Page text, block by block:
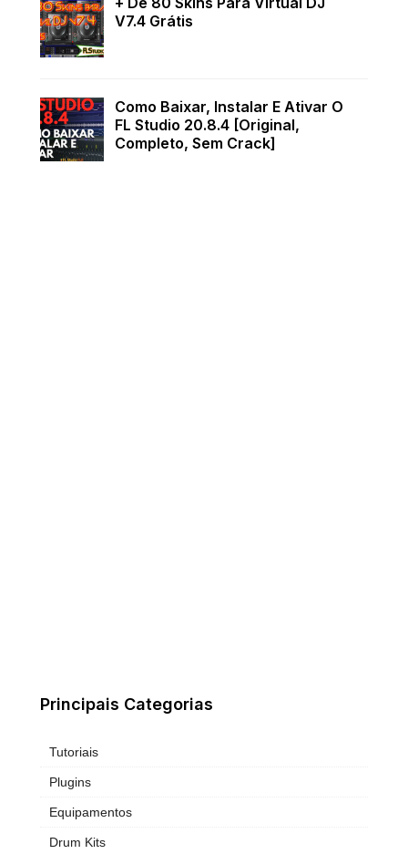
V7.4 Grátis
Como Baixar, Instalar E Ativar O
FL Studio 20.8.4 [Original,
Completo, Sem Crack]
Principais Categorias
Tutoriais
Plugins
Equipamentos
Drum Kits